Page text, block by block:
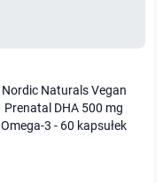
Nordic Naturals Vegan
Prenatal DHA 500 mg
Omega-3 - 60 kapsułek